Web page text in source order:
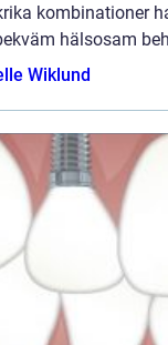
kombinationer
hälsosam
Wiklund